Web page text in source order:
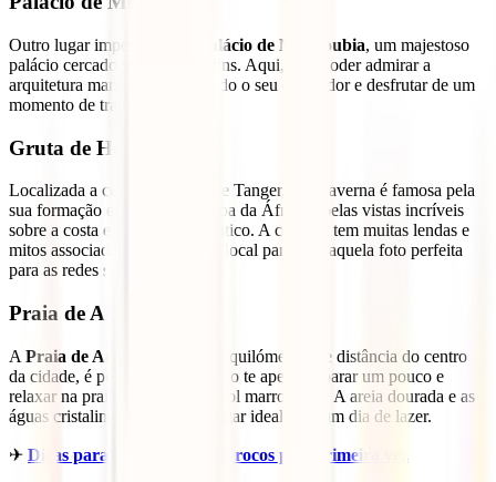
Outro lugar imperdível é o Palácio de Mendoubia, um majestoso
palácio cercado por belos jardins. Aqui, vais poder admirar a
arquitetura marroquina nem todo o seu esplendor e desfrutar de um
momento de tranquilidade.
Gruta de Hércules
Localizada a cerca de 14 km de Tanger, esta caverna é famosa pela
sua formação em forma de mapa da África e pelas vistas incríveis
sobre a costa e o Oceano Atlântico. A caverna tem muitas lendas e
mitos associados e é um ótimo local para tirar aquela foto perfeita
para as redes sociais.
Praia de Achakar
A Praia de Achakar
a poucos quilómetros de distância do centro
da cidade, é perfeita para quando te apetecer parar um pouco e
relaxar na praia a aproveitar o sol marroquino. A areia dourada e as
águas cristalinas tornam este lugar ideal para um dia de lazer.
✈ Dicas para viajar para Marrocos pela primeira vez